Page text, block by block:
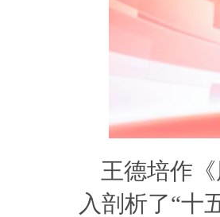
王德培作
入剖析了“十